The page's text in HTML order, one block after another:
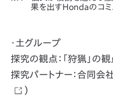
果を出すHondaのコミ
・土グループ
探究の観点：「狩猟」の
探究パートナー：合同会
）